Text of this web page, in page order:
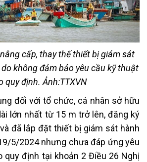
cấp, thay thế thiết bị giám sát
không đảm bảo yêu cầu kỹ thuật
quy định. Ảnh:TTXVN
đối với tổ chức, cá nhân sở hữu
lớn nhất từ 15 m trở lên, đăng ký
đã lắp đặt thiết bị giám sát hành
5/2024 nhưng chưa đáp ứng yêu
quy định tại khoản 2 Điều 26 Nghị